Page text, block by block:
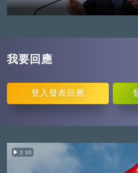
我要回應
登入 發表回應
2:30